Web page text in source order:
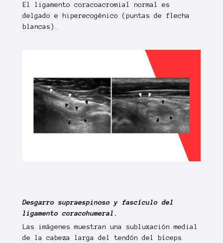
El ligamento coracoacromial normal es
delgado e hiperecogénico (puntas de flecha
blancas)
Desgarro supraespinoso y fascículo del
ligamento coracohumeral.
Las imágenes muestran una subluxación medial
de la cabeza larga del tendón del bíceps